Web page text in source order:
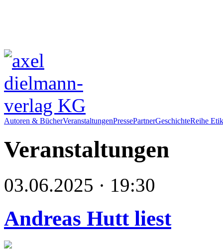
Autoren & BücherVeranstaltungenPressePartnerGeschichteReihe
Veranstaltungen
03.06.2025 · 19:30
Andreas Hutt liest